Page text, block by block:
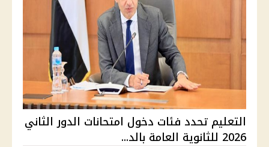
التعليم تحدد فئات دخول امتحانات الدور الثاني
2026 للثانوية العامة بالد...